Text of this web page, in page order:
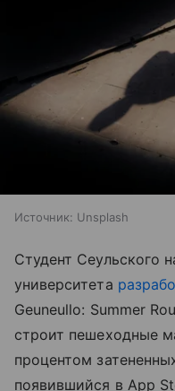
Источник: Unsplash
Студент Сеульского
университета
Geuneullo: Summer
строит пешеходные
процентом
появившийся в App